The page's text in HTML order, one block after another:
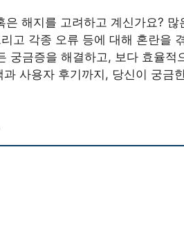
해지를 고려하고 계신가요? 많
고 각종 오류 등에 대해 혼란을
궁금증을 해결하고, 보다 효율적
사용자 후기까지, 당신이 궁금